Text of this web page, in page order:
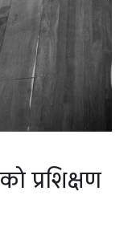
प्रशिक्षण